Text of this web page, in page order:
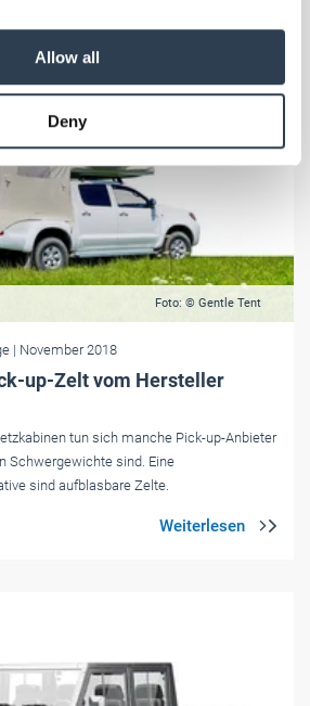
they’ve collected from your use
Impressum Datenschutz
Allow all
Deny
Foto: © Gentle Tent
| November 2018
up-Zelt vom Hersteller
tun sich manche Pick-up-Anbieter
Schwergewichte sind. Eine
sind aufblasbare Zelte.